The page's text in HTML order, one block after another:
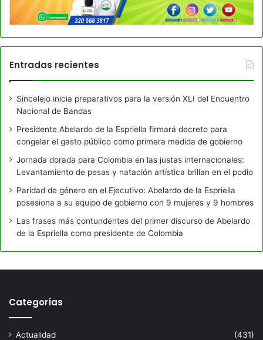
Entradas recientes
Sincelejo inicia preparativos para la versión XLI del Encuentro
Nacional de Bandas
Presidente Abelardo de la Espriella firmará decreto para
congelar el gasto público como primera medida de gobierno
Jornada dorada para Colombia en las justas internacionales:
Levantamiento de pesas y natación artística brillan en el podio
Paridad de género en el Ejecutivo: Abelardo de la Espriella
posesiona a su equipo de gobierno con 9 mujeres y 9 hombres
Las frases más contundentes del primer discurso de Abelardo
de la Espriella como presidente de Colombia
Categorías
Actualidad
(431)